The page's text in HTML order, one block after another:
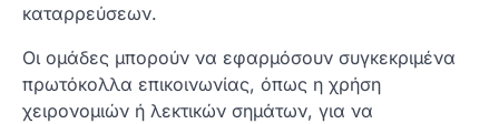
καταρρεύσεων.
Οι ομάδες μπορούν να εφαρμόσουν συγκεκριμένα
πρωτόκολλα επικοινωνίας, όπως η χρήση
χειρονομιών ή λεκτικών σημάτων, για να